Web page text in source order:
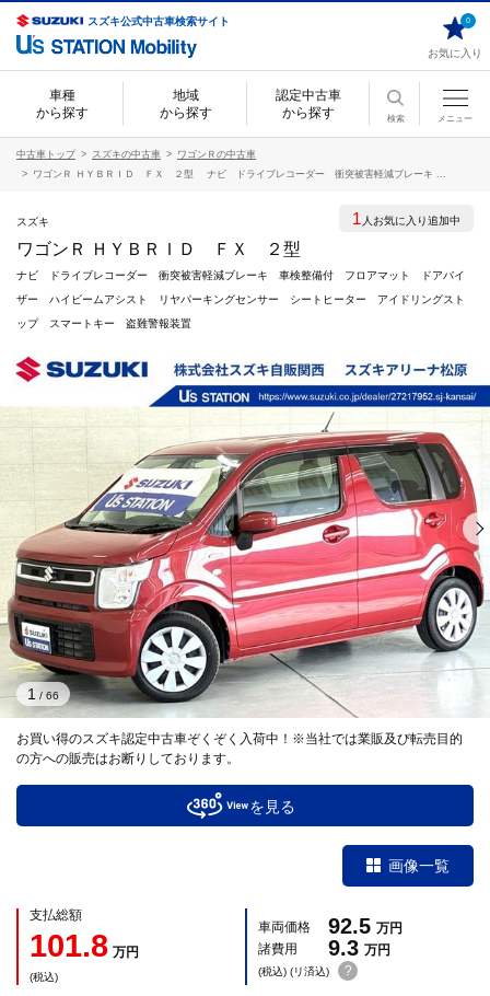
スズキ公式中古車検索サイト
お気に入り
0
車種
から探す
地域
から探す
認定中古車
から探す
検索 メニュー
中古車トップ スズキの中古車
ワゴンＲの中古車
ワゴンＲ ＨＹＢＲＩＤ ＦＸ ２型 ナビ ドライブレコーダー 衝突被害軽減ブレーキ ...
スズキ
ワゴンＲ ＨＹＢＲＩＤ ＦＸ ２型
ナビ ドライブレコーダー 衝突被害軽減ブレーキ 車検整備付 フロアマット ドアバイ
ザー ハイビームアシスト リヤパーキングセンサー シートヒーター アイドリングスト
ップ スマートキー 盗難警報装置
お買い得のスズキ認定中古車ぞくぞく入荷中！※当社では業販及び転売目的
の方への販売はお断りしております。
1 / 66
を見る
画像一覧
支払総額
101.8 万円
(税込)
車両価格 92.5 万円
諸費用
9.3 万円
(税込) (リ済込) ?
1 人お気に入り追加中